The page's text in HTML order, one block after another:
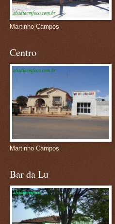
Martinho Campos
Centro
Martinho Campos
Bar da Lu